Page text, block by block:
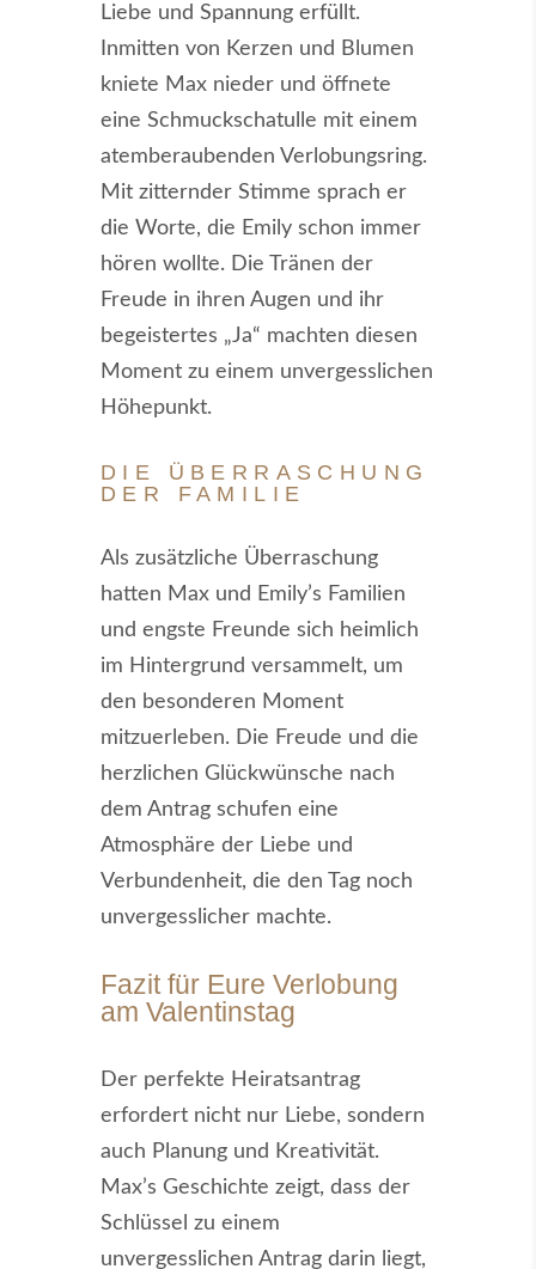
Liebe und Spannung erfüllt.
Inmitten von Kerzen und Blumen
kniete Max nieder und öffnete
eine Schmuckschatulle mit einem
atemberaubenden Verlobungsring.
Mit zitternder Stimme sprach er
die Worte, die Emily schon immer
hören wollte. Die Tränen der
Freude in ihren Augen und ihr
begeistertes „Ja“ machten diesen
Moment zu einem unvergesslichen
Höhepunkt.
DIE ÜBERRASCHUNG
DER FAMILIE
Als zusätzliche Überraschung
hatten Max und Emily’s Familien
und engste Freunde sich heimlich
im Hintergrund versammelt, um
den besonderen Moment
mitzuerleben. Die Freude und die
herzlichen Glückwünsche nach
dem Antrag schufen eine
Atmosphäre der Liebe und
Verbundenheit, die den Tag noch
unvergesslicher machte.
Fazit für Eure Verlobung
am Valentinstag
Der perfekte Heiratsantrag
erfordert nicht nur Liebe, sondern
auch Planung und Kreativität.
Max’s Geschichte zeigt, dass der
Schlüssel zu einem
unvergesslichen Antrag darin liegt,